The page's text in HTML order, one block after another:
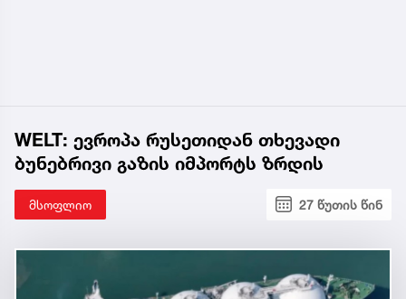
WELT: ევროპა რუსეთიდან თხევადი
ბუნებრივი გაზის იმპორტს ზრდის
მსოფლიო 27 წუთის წინ